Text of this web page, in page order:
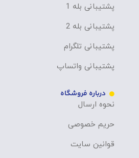
پشتیبانی بله 1
پشتیبانی بله 2
پشتیبانی تلگرام
پشتیبانی واتساپ
درباره فروشگاه
نحوه ارسال
حریم خصوصی
قوانین سایت